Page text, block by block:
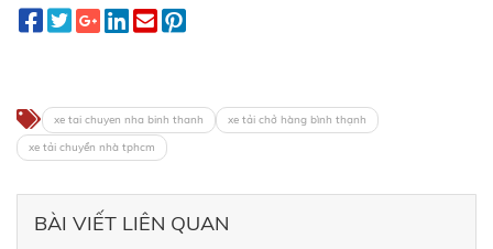
xe tai chuyen nha binh thanh
xe tải chở hàng bình thạnh
xe tải chuyển nhà tphcm
BÀI VIẾT LIÊN QUAN